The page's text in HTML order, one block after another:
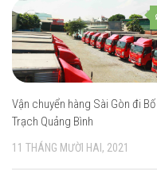
Vận chuyển hàng Sài Gòn đi Bố
Trạch Quảng Bình
11 THÁNG MƯỜI HAI, 2021